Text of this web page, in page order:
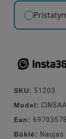
SKU: 51203
Model:
Ean:
Būklė: